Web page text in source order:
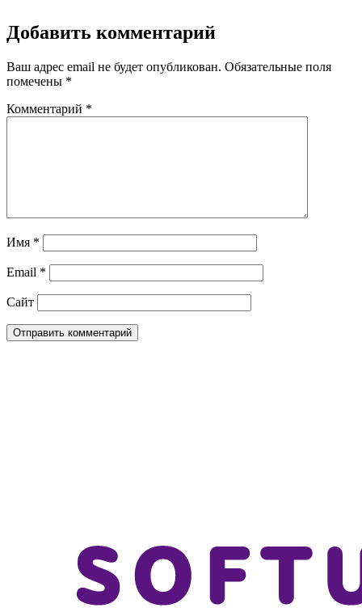
Добавить комментарий
Ваш адрес email не будет опубликован. Обязательные поля
помечены *
Комментарий *
Имя *
Email *
Сайт